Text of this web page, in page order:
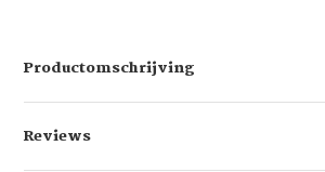
Productomschrijving
Reviews